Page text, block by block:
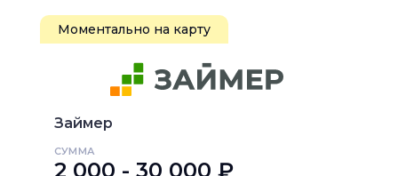
Моментально на карту
Займер
СУММА
2 000 - 30 000 ₽